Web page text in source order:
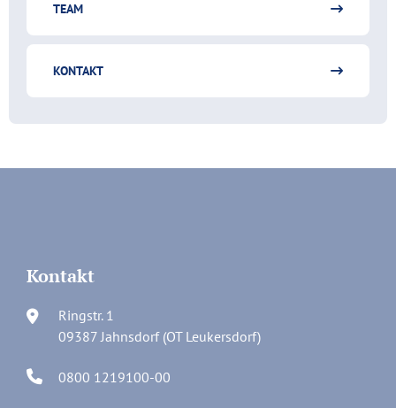
TEAM
KONTAKT
Kontakt
Ringstr. 1
09387 Jahnsdorf (OT Leukersdorf)
0800 1219100-00